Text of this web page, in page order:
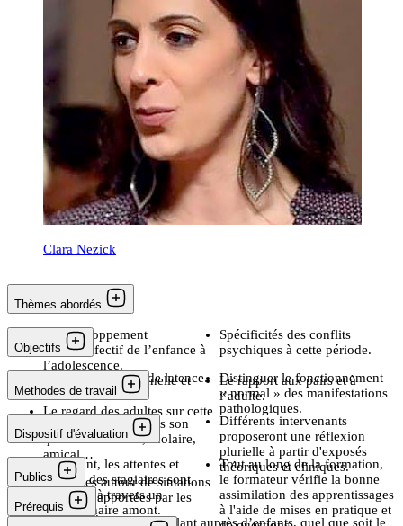
Clara Nezick
Thèmes abordés
Le développement
psychoaffectif de l’enfance à
l’adolescence.
Spécificités des conflits
psychiques à cette période.
Expression pulsionnelle et
libido.
Le rapport aux pairs et à
l’adulte.
Le regard des adultes sur cette
étape de l’enfance.
Objectifs
Définir le concept de latence.
Distinguer le fonctionnement
« normal » des manifestations
pathologiques.
Resituer l’enfant dans son
quotidien familial, scolaire,
amical…
Methodes de travail
Différents intervenants
proposeront une réflexion
plurielle à partir d'exposés
théoriques et cliniques.
Échanges autour de situations
cliniques apportées par les
stagiaires.
Dispositif d'évaluation
En amont, les attentes et
besoins des stagiaires sont
recueillis à travers un
questionnaire amont.
Tout au long de la formation,
le formateur vérifie la bonne
assimilation des apprentissages
à l'aide de mises en pratique et
Publics
Tous les professionnels travaillant auprès d’enfants, quel que soit le
Prérequis